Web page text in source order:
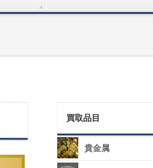
買取品目
貴金属